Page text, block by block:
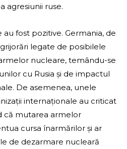
agresiunii ruse.
fost pozitive. Germania, de
legate de posibilele
nucleare, temându-se
cu Rusia și de impactul
De asemenea, unele
internaționale au criticat
că mutarea armelor
cursa înarmărilor și ar
de dezarmare nucleară